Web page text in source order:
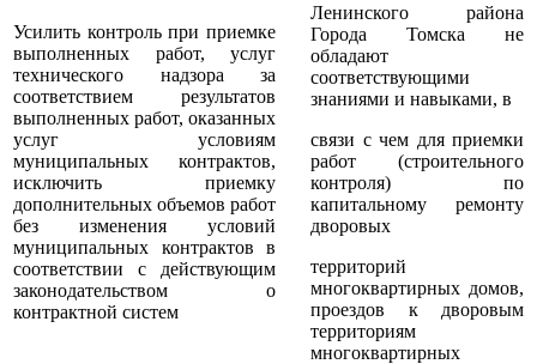
Усилить контроль при приемке
выполненных работ, услуг
технического надзора за
соответствием результатов
выполненных работ, оказанных
услуг условиям
муниципальных контрактов,
исключить приемку
дополнительных объемов работ
без изменения условий
муниципальных контрактов в
соответствии с действующим
законодательством о
контрактной систем
Ленинского района
Города Томска не
обладают
соответствующими
знаниями и навыками, в
связи с чем для приемки
работ (строительного
контроля) по
капитальному ремонту
дворовых
территорий
многоквартирных домов,
проездов к дворовым
территориям
многоквартирных